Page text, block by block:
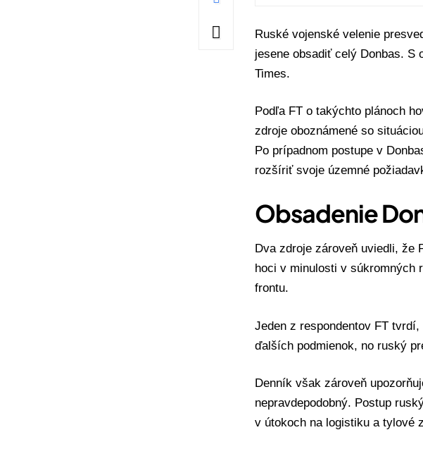
Ruské vojenské velenie
jesene obsadiť celý Donbas. S
Times.
Podľa FT o takýchto plánoch
zdroje oboznámené so
Po prípadnom postupe v
rozšíriť svoje územné
Obsadenie
Dva zdroje zároveň uviedli, že
hoci v minulosti v súkromných
frontu.
Jeden z respondentov FT
ďalších podmienok, no ruský
Denník však zároveň
nepravdepodobný. Postup
v útokoch na logistiku a tylové